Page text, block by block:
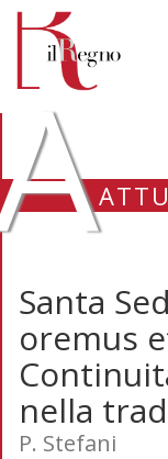
Santa
oremus
nella
P. Stefani